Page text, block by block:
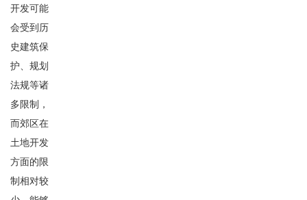
开发可能
会受到历
史建筑保
护、规划
法规等诸
多限制，
而郊区在
土地开发
方面的限
制相对较